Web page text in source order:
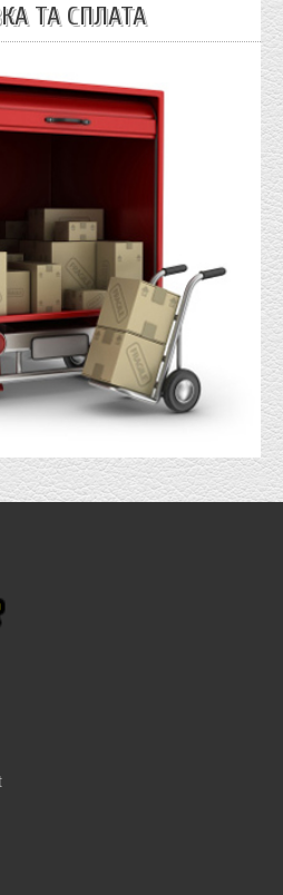
ТА СПЛАТА